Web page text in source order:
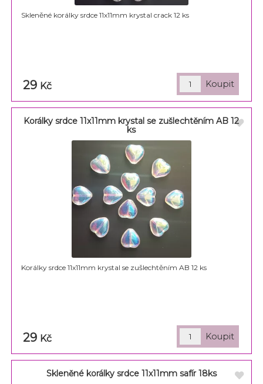
Skleněné korálky srdce 11x11mm krystal crack 12 ks
29 Kč
Korálky srdce 11x11mm krystal se zušlechtěním AB 12
ks
Korálky srdce 11x11mm krystal se zušlechtěním AB 12 ks
29 Kč
Skleněné korálky srdce 11x11mm safír 18ks